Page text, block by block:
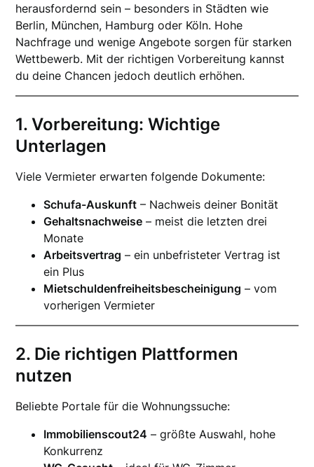
herausfordernd sein – besonders in Städten wie
Berlin, München, Hamburg oder Köln. Hohe
Nachfrage und wenige Angebote sorgen für starken
Wettbewerb. Mit der richtigen Vorbereitung kannst
du deine Chancen jedoch deutlich erhöhen.
1. Vorbereitung: Wichtige
Unterlagen
Viele Vermieter erwarten folgende Dokumente:
Schufa-Auskunft – Nachweis deiner Bonität
Gehaltsnachweise – meist die letzten drei
Monate
Arbeitsvertrag – ein unbefristeter Vertrag ist
ein Plus
Mietschuldenfreiheitsbescheinigung – vom
vorherigen Vermieter
2. Die richtigen Plattformen
nutzen
Beliebte Portale für die Wohnungssuche:
Immobilienscout24 – größte Auswahl, hohe
Konkurrenz